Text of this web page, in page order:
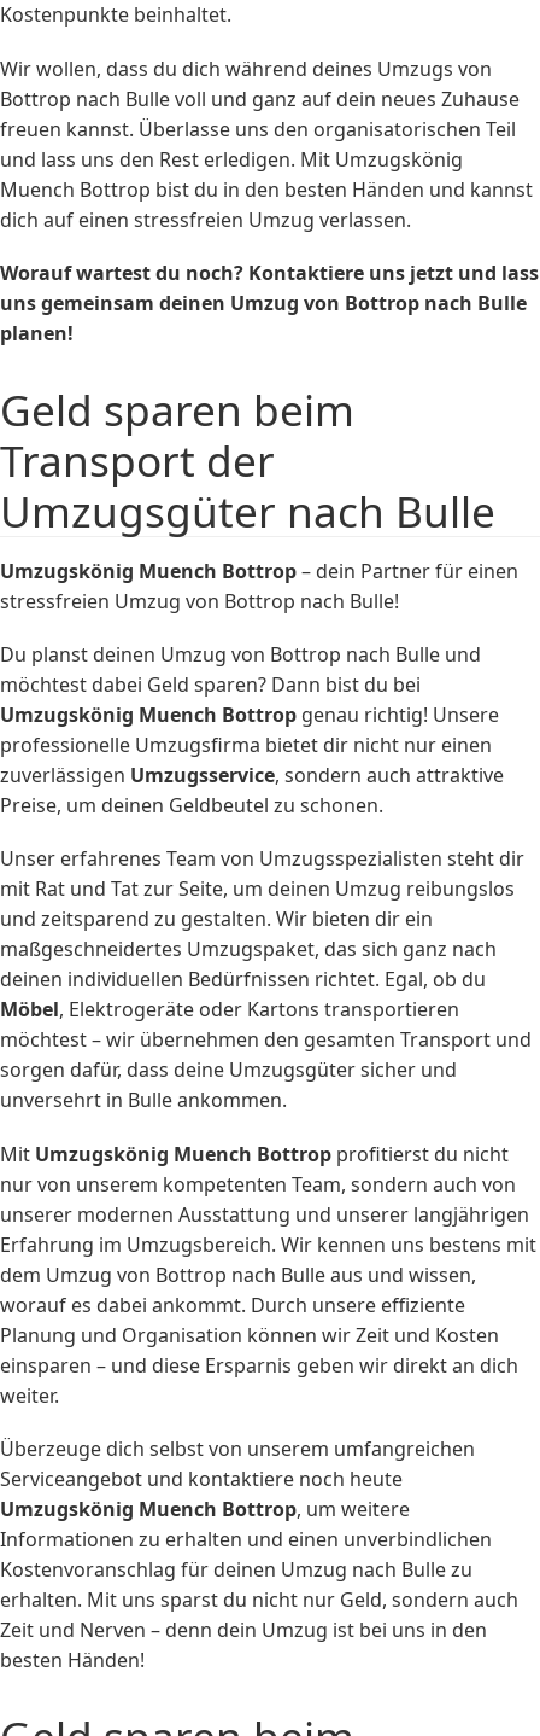
Kostenpunkte beinhaltet.
Wir wollen, dass du dich während deines Umzugs von
Bottrop nach Bulle voll und ganz auf dein neues Zuhause
freuen kannst. Überlasse uns den organisatorischen Teil
und lass uns den Rest erledigen. Mit Umzugskönig
Muench Bottrop bist du in den besten Händen und kannst
dich auf einen stressfreien Umzug verlassen.
Worauf wartest du noch? Kontaktiere uns jetzt und lass
uns gemeinsam deinen Umzug von Bottrop nach Bulle
planen!
Geld sparen beim
Transport der
Umzugsgüter nach Bulle
Umzugskönig Muench Bottrop– dein Partner für einen
stressfreien Umzug von Bottrop nach Bulle!
Du planst deinen Umzug von Bottrop nach Bulle und
möchtest dabei Geld sparen? Dann bist du bei
Umzugskönig Muench Bottrop genau richtig! Unsere
professionelle Umzugsfirma bietet dir nicht nur einen
zuverlässigen Umzugsservice, sondern auch attraktive
Preise, um deinen Geldbeutel zu schonen.
Unser erfahrenes Team von Umzugsspezialisten steht dir
mit Rat und Tat zur Seite, um deinen Umzug reibungslos
und zeitsparend zu gestalten. Wir bieten dir ein
maßgeschneidertes Umzugspaket, das sich ganz nach
deinen individuellen Bedürfnissen richtet. Egal, ob du
Möbel, Elektrogeräte oder Kartons transportieren
möchtest – wir übernehmen den gesamten Transport und
sorgen dafür, dass deine Umzugsgüter sicher und
unversehrt in Bulle ankommen.
Mit Umzugskönig Muench Bottrop profitierst du nicht
nur von unserem kompetenten Team, sondern auch von
unserer modernen Ausstattung und unserer langjährigen
Erfahrung im Umzugsbereich. Wir kennen uns bestens mit
dem Umzug von Bottrop nach Bulle aus und wissen,
worauf es dabei ankommt. Durch unsere effiziente
Planung und Organisation können wir Zeit und Kosten
einsparen – und diese Ersparnis geben wir direkt an dich
weiter.
Überzeuge dich selbst von unserem umfangreichen
Serviceangebot und kontaktiere noch heute
Umzugskönig Muench Bottrop, um weitere
Informationen zu erhalten und einen unverbindlichen
Kostenvoranschlag für deinen Umzug nach Bulle zu
erhalten. Mit uns sparst du nicht nur Geld, sondern auch
Zeit und Nerven – denn dein Umzug ist bei uns in den
besten Händen!